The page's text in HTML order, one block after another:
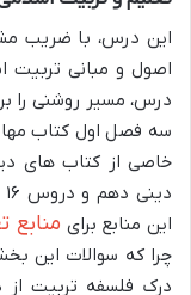
اصول و مبانی تربیت
درس، مسیر روشنی را
سه فصل اول کتاب
این منابع برای منابع
چرا که سوالات این
درک فلسفه تربیت از